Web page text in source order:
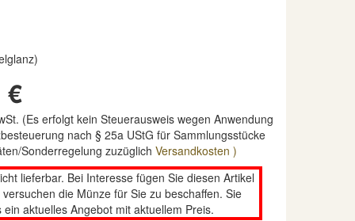
€
(Es erfolgt kein Steuerausweis wegen Anwendung
nach § 25a UStG für Sammlungsstücke
Sonderregelung zuzüglich Versandkosten )
lieferbar. Bei Interesse fügen Sie diesen Artikel
die Münze für Sie zu beschaffen. Sie
aktuelles Angebot mit aktuellem Preis.